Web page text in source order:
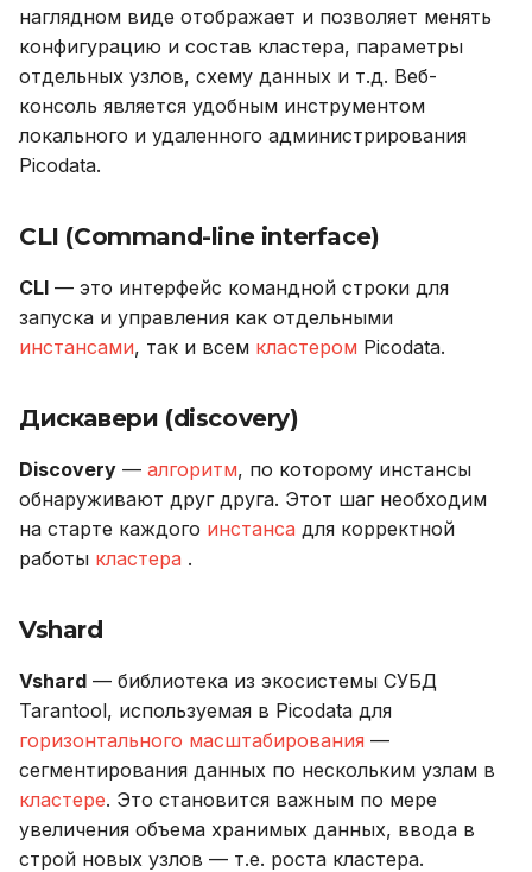
Data Query Language
(DQL)
Команда SQL
Ключ шардирования
данных
Хранимая процедура
Опкод
Оконная функция
Рамка раздела
Раздел окна
Упорядочивание
раздела
наглядном виде отображает и позволяет менять
конфигурацию и состав кластера, параметры
отдельных узлов, схему данных и т.д. Веб-
консоль является удобным инструментом
локального и удаленного администрирования
Picodata.
CLI (Command-line interface)
CLI — это интерфейс командной строки для
запуска и управления как отдельными
инстансами, так и всем кластером Picodata.
Дискавери (discovery)
Discovery — алгоритм, по которому инстансы
обнаруживают друг друга. Этот шаг необходим
на старте каждого инстанса для корректной
работы кластера .
Vshard
Vshard — библиотека из экосистемы СУБД
Tarantool, используемая в Picodata для
горизонтального масштабирования —
сегментирования данных по нескольким узлам в
кластере. Это становится важным по мере
увеличения объема хранимых данных, ввода в
строй новых узлов — т.е. роста кластера.